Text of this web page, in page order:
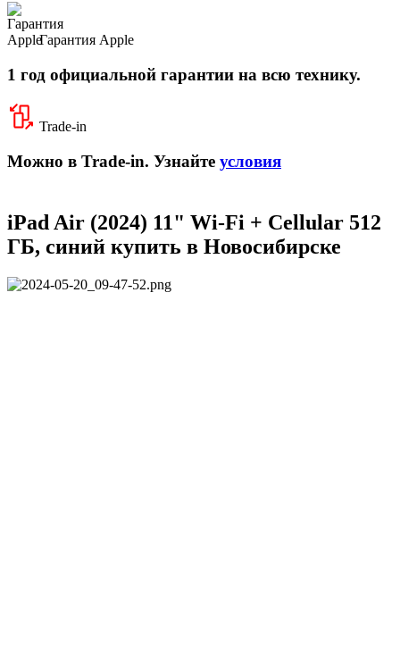
Гарантия Apple
1 год официальной гарантии на всю технику.
Trade-in
Можно в Trade-in. Узнайте условия
iPad Air (2024) 11" Wi-Fi + Cellular 512
ГБ, синий купить в Новосибирске